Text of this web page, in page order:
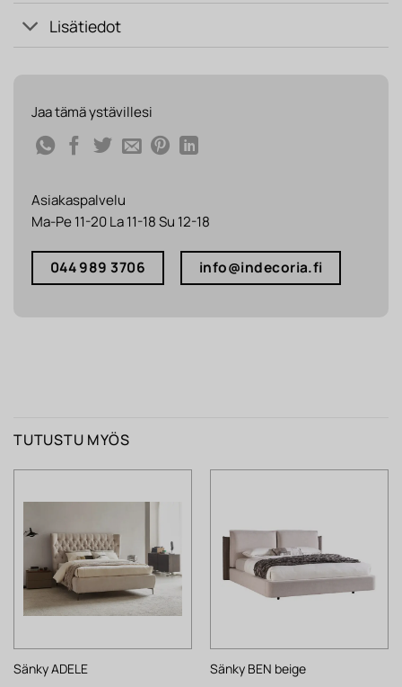
Lisätiedot
Jaa tämä ystävillesi
Asiakaspalvelu
Ma-Pe 11-20 La 11-18 Su 12-18
044 989 3706 info@indecoria.fi
TUTUSTU MYÖS
Sänky ADELE Sänky BEN beige